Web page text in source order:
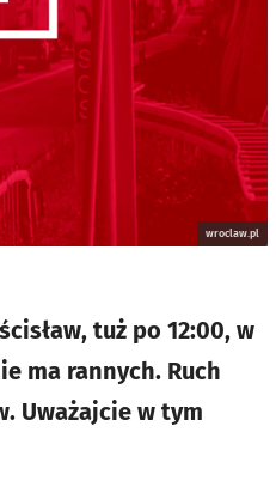
wroclaw.pl
tuż po 12:00, w
ma rannych. Ruch
Uważajcie w tym